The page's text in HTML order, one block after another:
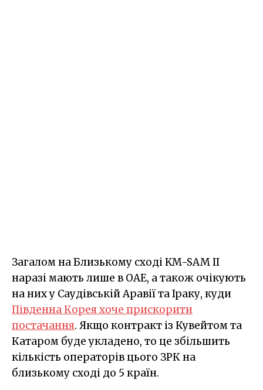
Загалом на Близькому сході KM-SAM II
наразі мають лише в ОАЕ, а також очікують
на них у Саудівській Аравії та Іраку, куди
Південна Корея хоче прискорити
постачання. Якщо контракт із Кувейтом та
Катаром буде укладено, то це збільшить
кількість операторів цього ЗРК на
близькому сході до 5 країн.